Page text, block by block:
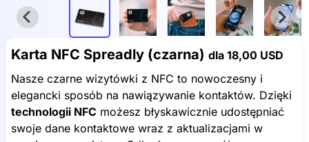
Karta NFC Spreadly (czarna) dla 18,00 USD
Nasze czarne wizytówki z NFC to nowoczesny i
elegancki sposób na nawiązywanie kontaktów. Dzięki
technologii NFC możesz błyskawicznie udostępniać
swoje dane kontaktowe wraz z aktualizacjami w